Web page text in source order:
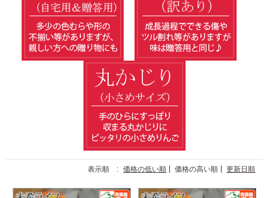
表示順 : 価格の低い順 価格の高い順 更新日順